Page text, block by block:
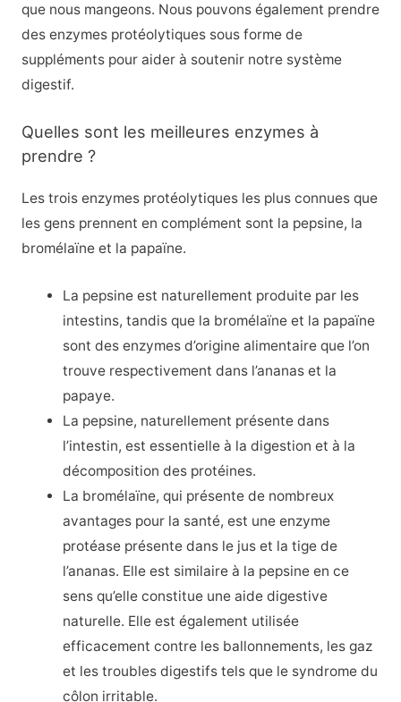
que nous mangeons. Nous pouvons également prendre
des enzymes protéolytiques sous forme de
suppléments pour aider à soutenir notre système
digestif.
Quelles sont les meilleures enzymes à
prendre ?
Les trois enzymes protéolytiques les plus connues que
les gens prennent en complément sont la pepsine, la
bromélaïne et la papaïne.
La pepsine est naturellement produite par les
intestins, tandis que la bromélaïne et la papaïne
sont des enzymes d’origine alimentaire que l’on
trouve respectivement dans l’ananas et la
papaye.
La pepsine, naturellement présente dans
l’intestin, est essentielle à la digestion et à la
décomposition des protéines.
La bromélaïne, qui présente de nombreux
avantages pour la santé, est une enzyme
protéase présente dans le jus et la tige de
l’ananas. Elle est similaire à la pepsine en ce
sens qu’elle constitue une aide digestive
naturelle. Elle est également utilisée
efficacement contre les ballonnements, les gaz
et les troubles digestifs tels que le syndrome du
côlon irritable.